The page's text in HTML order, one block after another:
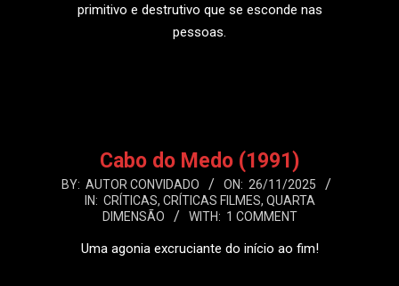
primitivo e destrutivo que se esconde nas
pessoas.
Cabo do Medo (1991)
2025-
BY: AUTOR CONVIDADO ON: 26/11/2025
IN: CRÍTICAS, CRÍTICAS FILMES, QUARTA
DIMENSÃO
WITH: 1 COMMENT
Uma agonia excruciante do início ao fim!